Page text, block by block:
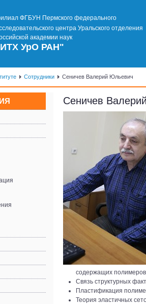
ФГБУН Пермского федерального
центра Уральского отделения
академии наук
УрО РАН"
Сотрудники Сеничев Валерий Юльевич
Сеничев
содержащих
Связь структурных
Пластификация
Теория эластичных